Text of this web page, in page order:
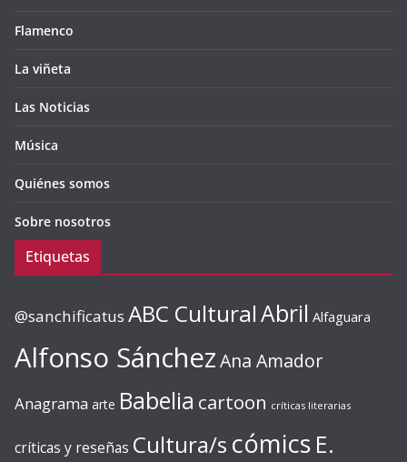
Flamenco
La viñeta
Las Noticias
Música
Quiénes somos
Sobre nosotros
Etiquetas
@sanchificatus ABC CulturalAbril Alfaguara
Alfonso SánchezAna Amador
Anagrama arte Babelia cartoon críticas literarias
críticas y reseñas Cultura/s cómics E.